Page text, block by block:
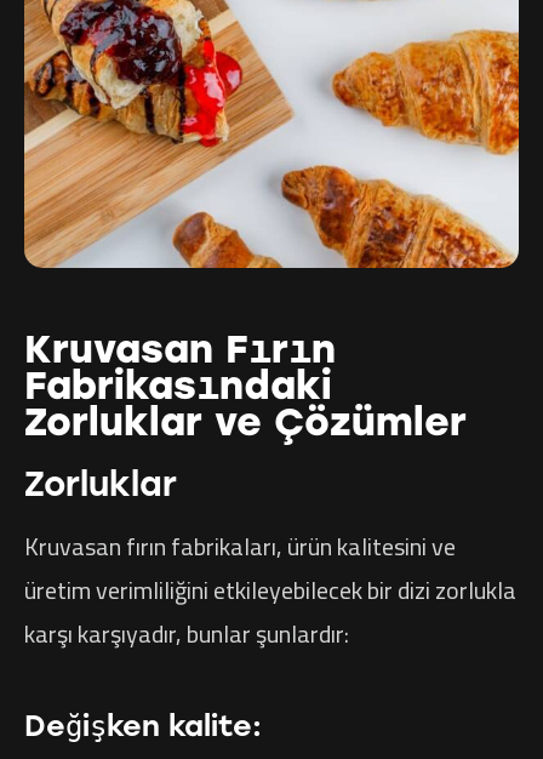
Kruvasan Fırın
Fabrikasındaki
Zorluklar ve Çözümler
Zorluklar
Kruvasan fırın fabrikaları, ürün kalitesini ve
üretim verimliliğini etkileyebilecek bir dizi zorlukla
karşı karşıyadır, bunlar şunlardır:
Değişken kalite: